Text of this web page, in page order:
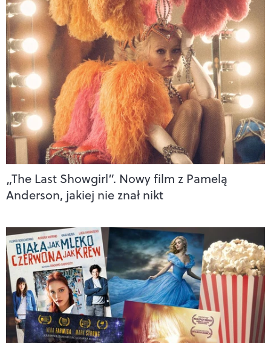
„The Last Showgirl”. Nowy film z Pamelą
Anderson, jakiej nie znał nikt